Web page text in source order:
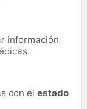
información
con el estado